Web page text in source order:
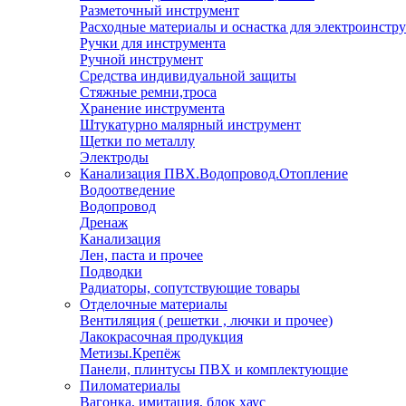
Разметочный инструмент
Расходные материалы и оснастка для
Ручки для инструмента
Ручной инструмент
Средства индивидуальной защиты
Стяжные ремни,троса
Хранение инструмента
Штукатурно малярный инструмент
Щетки по металлу
Электроды
Канализация ПВХ.Водопровод.Отопление
Водоотведение
Водопровод
Дренаж
Канализация
Лен, паста и прочее
Подводки
Радиаторы, сопутствующие товары
Отделочные материалы
Вентиляция ( решетки , лючки и прочее)
Лакокрасочная продукция
Метизы.Крепёж
Панели, плинтусы ПВХ и комплектующие
Пиломатериалы
Вагонка, имитация, блок хаус